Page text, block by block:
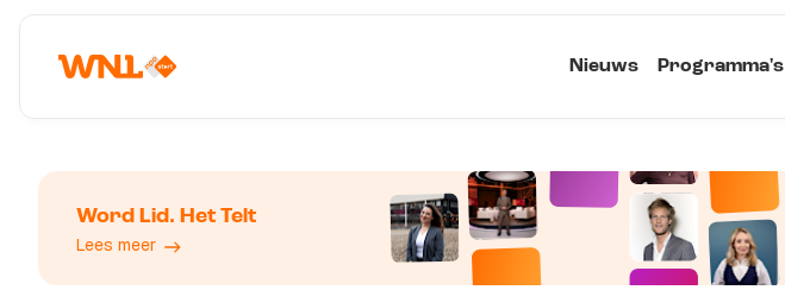
Nieuws Programma's
Word Lid. Het Telt
Lees meer